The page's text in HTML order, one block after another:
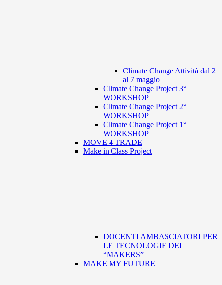
Climate Change Attività dal 2
al 7 maggio
Climate Change Project 3°
WORKSHOP
Climate Change Project 2°
WORKSHOP
Climate Change Project 1°
WORKSHOP
MOVE 4 TRADE
Make in Class Project
DOCENTI AMBASCIATORI PER
LE TECNOLOGIE DEI
“MAKERS”
MAKE MY FUTURE